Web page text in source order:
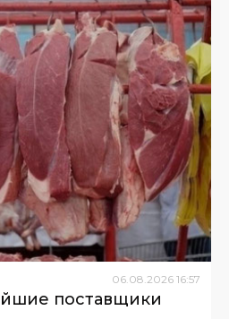
06.08.2026 16:57
поставщики